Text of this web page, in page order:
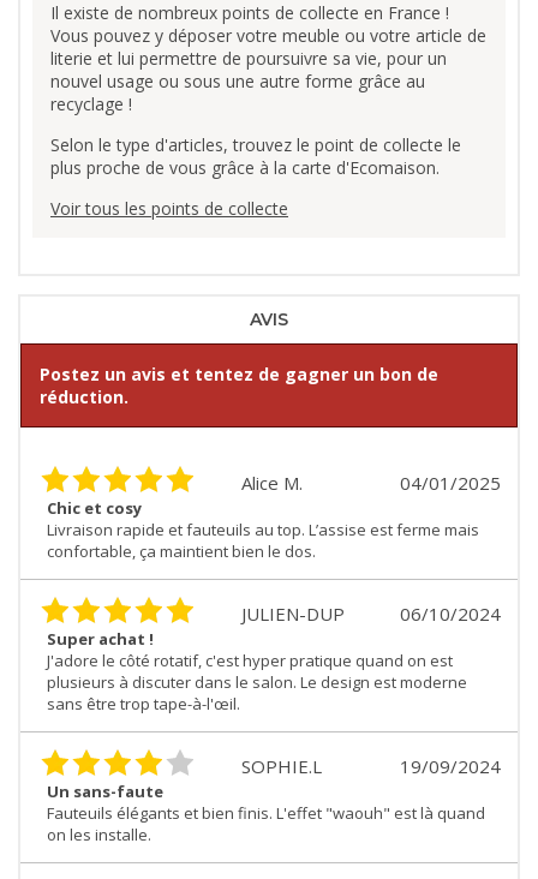
Il existe de nombreux points de collecte en France !
Vous pouvez y déposer votre meuble ou votre article de
literie et lui permettre de poursuivre sa vie, pour un
nouvel usage ou sous une autre forme grâce au
recyclage !
Selon le type d'articles, trouvez le point de collecte le
plus proche de vous grâce à la carte d'Ecomaison.
Voir tous les points de collecte
AVIS
Postez un avis et tentez de gagner un bon de
réduction.
04/01/2025
Alice M.
Chic et cosy
Livraison rapide et fauteuils au top. L’assise est ferme mais
confortable, ça maintient bien le dos.
06/10/2024
JULIEN-DUP
Super achat !
J'adore le côté rotatif, c'est hyper pratique quand on est
plusieurs à discuter dans le salon. Le design est moderne
sans être trop tape-à-l'œil.
19/09/2024
SOPHIE.L
Un sans-faute
Fauteuils élégants et bien finis. L'effet "waouh" est là quand
on les installe.